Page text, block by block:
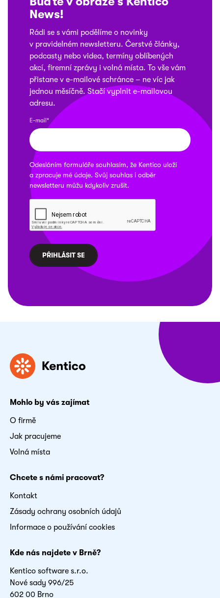
News!
Rádi se s vámi podělíme o novinky
v pravidelném newsletteru. Čerstvé články,
podcasty nebo videa, termíny oblíbených
akcí, firemní zprávy i volná místa. To vše vám
přistane v e-mailové schránce – ne víc jak
jednou měsíčně. Stačí vyplnit e-mailovou
adresu.
E-mail*
Odesláním formuláře souhlasím, že Kentico uloží
a zpracuje mé údaje. Svůj souhlas i odběr
newsletteru můžu kdykoliv zrušit.
Mohlo by vás zajímat
O firmě
Jak pracujeme
Volná místa
Chcete s námi pracovat?
Kontakt
Zásady ochrany osobních údajů
Informace o používání cookies
Kde nás najdete v Brně?
Kentico software s.r.o.
Nové sady 996/25
602 00 Brno